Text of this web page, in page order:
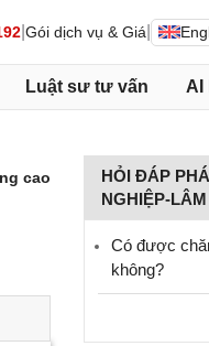
Gói dịch vụ & Giá
Luật sư tư vấn AI
cao
HỎI ĐÁP
NGHIỆP-
Có được
không?